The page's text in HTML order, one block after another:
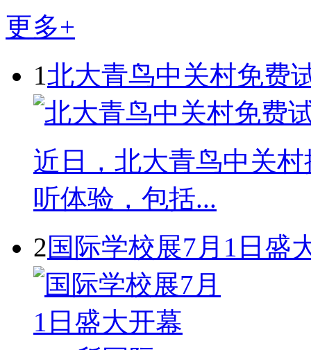
更多+
1北大青鸟中关村免费
近日，北大青鸟中关
听体验，包括...
2国际学校展7月1日盛